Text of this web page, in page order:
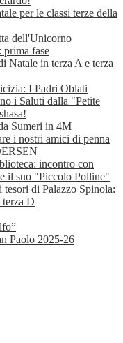
per le classi terze della
dell'Unicorno
prima fase
Natale in terza A e terza
I Padri Oblati
i Saluti dalla "Petite
Sumeri in 4M
i nostri amici di penna
incontro con
il suo "Piccolo Polline"
tesori di Palazzo Spinola:
D
Paolo 2025-26